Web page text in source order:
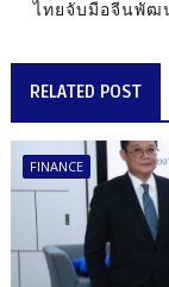
ไทยจับมือจีนพัฒ
RELATED POST
FINANCE